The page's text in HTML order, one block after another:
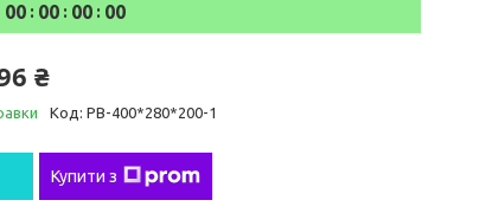
00 00 00 00
₴
Код: PB-400*280*200-1
Купити з